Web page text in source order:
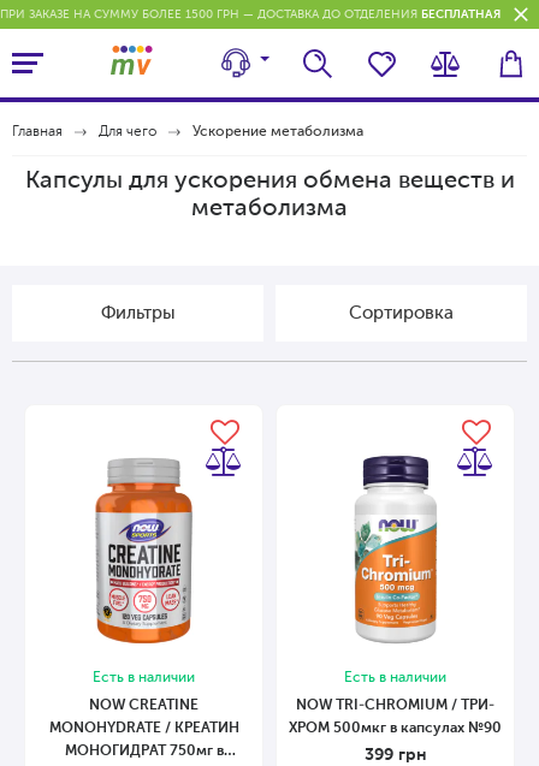
ПРИ ЗАКАЗЕ НА СУММУ БОЛЕЕ 1500 ГРН — ДОСТАВКА ДО ОТДЕЛЕНИЯ БЕСПЛАТНАЯ
Главная Для чего Ускорение метаболизма
Капсулы для ускорения обмена веществ и
метаболизма
Фильтры Cортировка
Есть в наличии
NOW CREATINE
MONOHYDRATE / КРЕАТИН
МОНОГИДРАТ 750мг в
Есть в наличии
NOW TRI-CHROMIUM / ТРИ-
ХРОМ 500мкг в капсулах №90
399 грн